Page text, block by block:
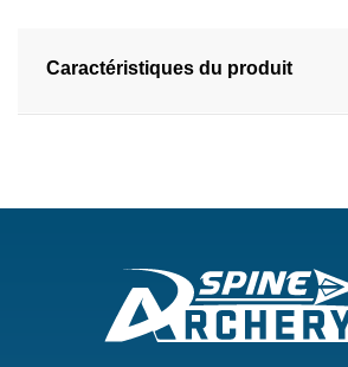
Caractéristiques du produit